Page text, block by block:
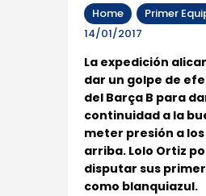
Home
Primer
14/01/2017
La expedición
dar un golpe de
del Barça B para
continuidad a la
meter presión a los
arriba. Lolo Ortiz
disputar sus
como blanquiazul.